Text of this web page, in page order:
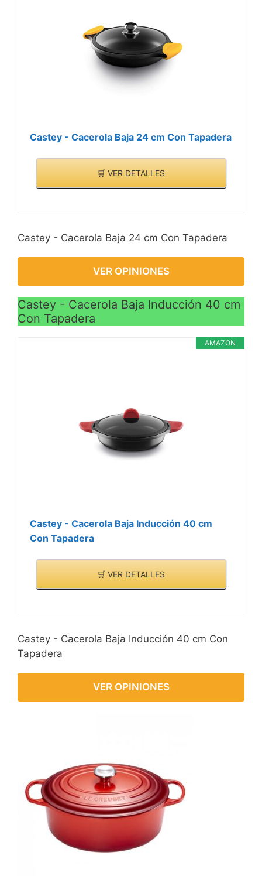
Castey - Cacerola Baja 24 cm Con Tapadera
🛒 VER DETALLES
Castey - Cacerola Baja 24 cm Con Tapadera
VER OPINIONES
Castey - Cacerola Baja Inducción 40 cm
Con Tapadera
AMAZON
Castey - Cacerola Baja Inducción 40 cm
Con Tapadera
🛒 VER DETALLES
Castey - Cacerola Baja Inducción 40 cm Con
Tapadera
VER OPINIONES